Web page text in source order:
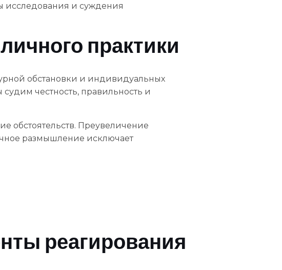
исследования и суждения
практики
обстановки и индивидуальных
честность, правильность и
обстоятельств. Преувеличение
размышление исключает
реагирования